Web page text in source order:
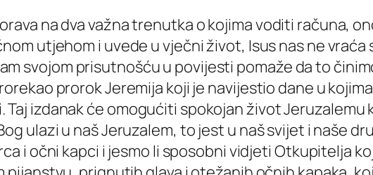
na dva važna trenutka o kojima voditi računa,
utjehom i uvede u vječni život, Isus nas ne
svojom prisutnošću u povijesti pomaže da to
prorok Jeremija koji je navijestio dane u
Taj izdanak će omogućiti spokojan život Jeruzalemu
ulazi u naš Jeruzalem, to jest u naš svijet i naše
i očni kapci i jesmo li sposobni vidjeti Otkupitelja